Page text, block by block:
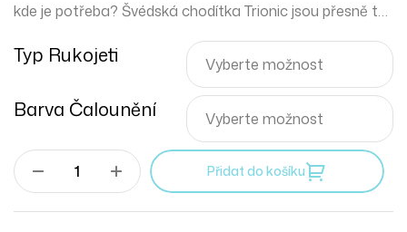
kde je potřeba? Švédská chodítka Trionic jsou přesně to
vyrazit kamkoliv zajakéhokoliv počasí.
Typ Rukojeti
Barva Čalounění
Přidat do košíku